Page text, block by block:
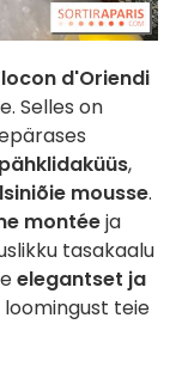
d'Oriendi
Selles on
,
mousse.
montéeja
tasakaalu
elegantset ja
loomingust teie